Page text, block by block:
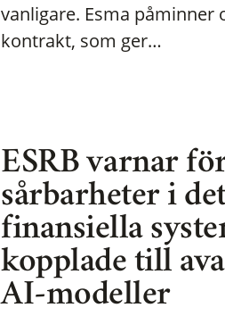
vanligare. Esma påminner
kontrakt, som ger…
ESRB varnar
sårbarheter i
finansiella
kopplade till
AI-modeller